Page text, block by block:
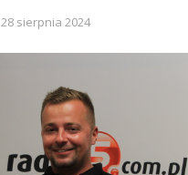
28 sierpnia 2024